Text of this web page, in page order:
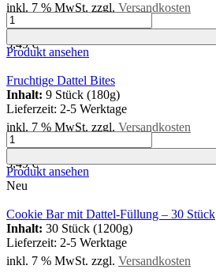
inkl. 7 % MwSt. zzgl. Versandkosten
kg=19,39€
3,49€
Gefüllte
Mini-
Brownies
Menge
Produkt ansehen
Fruchtige Dattel Bites
Inhalt: 9 Stück (180g)
Lieferzeit: 2-5 Werktage
inkl. 7 % MwSt. zzgl. Versandkosten
kg=19,39€
3,49€
Fruchtige
Dattel
Bites
Menge
Produkt ansehen
Neu
Cookie Bar mit Dattel-Füllung – 30 Stück
Inhalt: 30 Stück (1200g)
Lieferzeit: 2-5 Werktage
inkl. 7 % MwSt. zzgl. Versandkosten